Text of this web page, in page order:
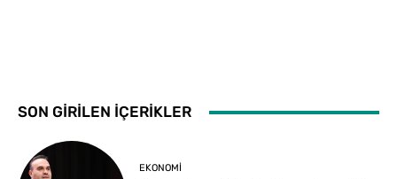
SON GİRİLEN İÇERİKLER
EKONOMI